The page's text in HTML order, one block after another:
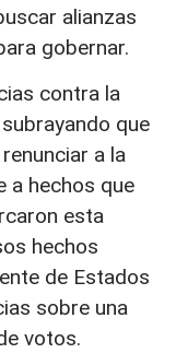
alianzas
gobernar.
contra la
que
a la
a hechos que
esta
hechos
de Estados
sobre una
votos.